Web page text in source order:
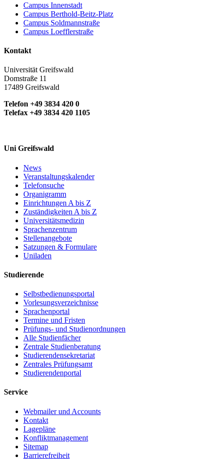
Campus Innenstadt
Campus Berthold-Beitz-Platz
Campus Soldmannstraße
Campus Loefflerstraße
Kontakt
Universität Greifswald
Domstraße 11
17489 Greifswald
Telefon +49 3834 420 0
Telefax +49 3834 420 1105
Uni Greifswald
News
Veranstaltungskalender
Telefonsuche
Organigramm
Einrichtungen A bis Z
Zuständigkeiten A bis Z
Universitätsmedizin
Sprachenzentrum
Stellenangebote
Satzungen & Formulare
Uniladen
Studierende
Selbstbedienungsportal
Vorlesungsverzeichnisse
Sprachenportal
Termine und Fristen
Prüfungs- und Studienordnungen
Alle Studienfächer
Zentrale Studienberatung
Studierendensekretariat
Zentrales Prüfungsamt
Studierendenportal
Service
Webmailer und Accounts
Kontakt
Lagepläne
Konfliktmanagement
Sitemap
Barrierefreiheit